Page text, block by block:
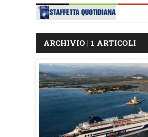
ARCHIVIO | 1 ARTICOLI